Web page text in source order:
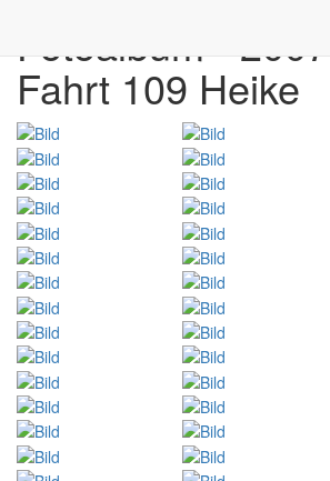
Fotoalbum - 2007
Fahrt 109 Heike